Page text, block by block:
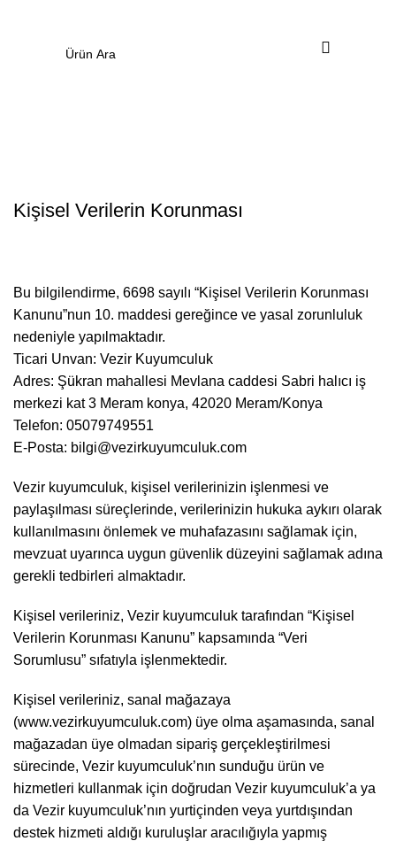
Kişisel Verilerin Korunması
Bu bilgilendirme, 6698 sayılı “Kişisel Verilerin Korunması
Kanunu”nun 10. maddesi gereğince ve yasal zorunluluk
nedeniyle yapılmaktadır.
Ticari Unvan: Vezir Kuyumculuk
Adres: Şükran mahallesi Mevlana caddesi Sabri halıcı iş
merkezi kat 3 Meram konya, 42020 Meram/Konya
Telefon: 05079749551
E-Posta: bilgi@vezirkuyumculuk.com
Vezir kuyumculuk, kişisel verilerinizin işlenmesi ve
paylaşılması süreçlerinde, verilerinizin hukuka aykırı olarak
kullanılmasını önlemek ve muhafazasını sağlamak için,
mevzuat uyarınca uygun güvenlik düzeyini sağlamak adına
gerekli tedbirleri almaktadır.
Kişisel verileriniz, Vezir kuyumculuk tarafından “Kişisel
Verilerin Korunması Kanunu” kapsamında “Veri
Sorumlusu” sıfatıyla işlenmektedir.
Kişisel verileriniz, sanal mağazaya
(www.vezirkuyumculuk.com) üye olma aşamasında, sanal
mağazadan üye olmadan sipariş gerçekleştirilmesi
sürecinde, Vezir kuyumculuk’nın sunduğu ürün ve
hizmetleri kullanmak için doğrudan Vezir kuyumculuk’a ya
da Vezir kuyumculuk’nın yurtiçinden veya yurtdışından
destek hizmeti aldığı kuruluşlar aracılığıyla yapmış